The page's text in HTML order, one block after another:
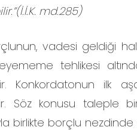
md.285)
vadesi geldiği
tehlikesi
Konkordatonun ilk
Söz konusu taleple
birlikte borçlu